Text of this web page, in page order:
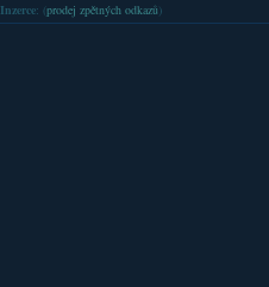
Inzerce: (prodej zpětných odkazů )